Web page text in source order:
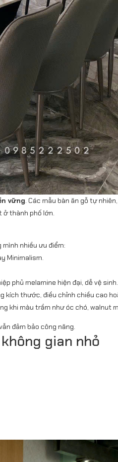
vững. Các mẫu bàn ăn gỗ tự
ở thành phố lớn.
nhiều ưu điểm:
Minimalism.
phủ melamine hiện đại, dễ vệ sinh.
kích thước, điều chỉnh chiều cao
khi màu trầm như óc chó, walnut
đảm bảo công năng.
gian nhỏ